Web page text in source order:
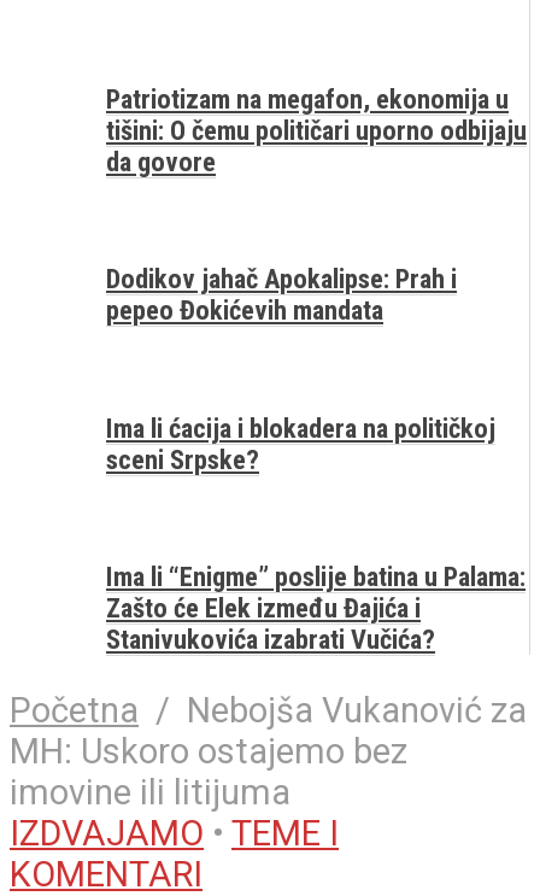
Patriotizam na megafon, ekonomija u
tišini: O čemu političari uporno odbijaju
da govore
Dodikov jahač Apokalipse: Prah i
pepeo Đokićevih mandata
Ima li ćacija i blokadera na političkoj
sceni Srpske?
Ima li “Enigme” poslije batina u Palama:
Zašto će Elek između Đajića i
Stanivukovića izabrati Vučića?
Početna / Nebojša Vukanović za
MH: Uskoro ostajemo bez
imovine ili litijuma
IZDVAJAMO • TEME I
KOMENTARI